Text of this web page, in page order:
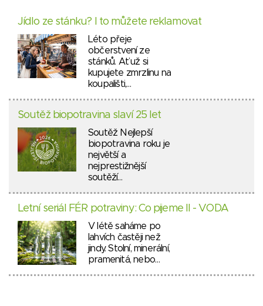
Jídlo ze stánku? I to můžete reklamovat
Léto přeje
občerstvení ze
stánků. Ať už si
kupujete zmrzlinu na
koupališti,…
Soutěž biopotravina slaví 25 let
Soutěž Nejlepší
biopotravina roku je
největší a
nejprestižnější
soutěží…
Letní seriál FÉR potraviny: Co pijeme II - VODA
V létě saháme po
lahvích častěji než
jindy. Stolní, minerální,
pramenitá, nebo…